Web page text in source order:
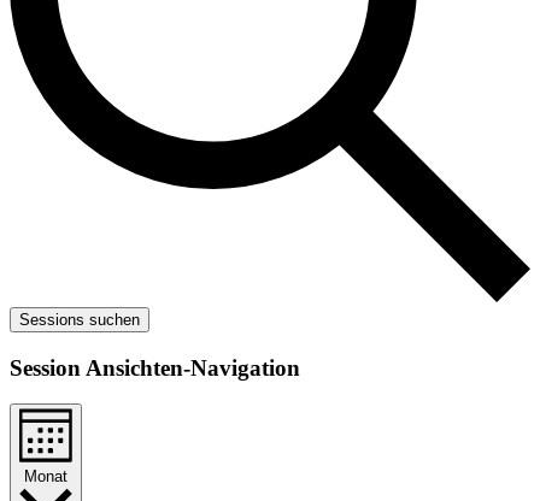
Sessions suchen
Session Ansichten-Navigation
Monat